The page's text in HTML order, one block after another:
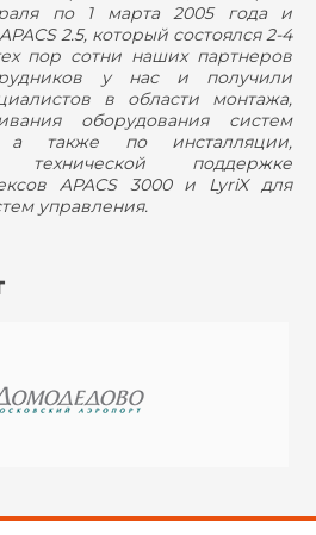
по 1 марта 2005 года и
2.5, который состоялся 2-4
пор сотни наших партнеров
у нас и получили
в области монтажа,
оборудования систем
а также по инсталляции,
поддержке
APACS 3000 и LyriX для
управления.